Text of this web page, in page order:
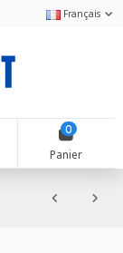
Français
0
Panier